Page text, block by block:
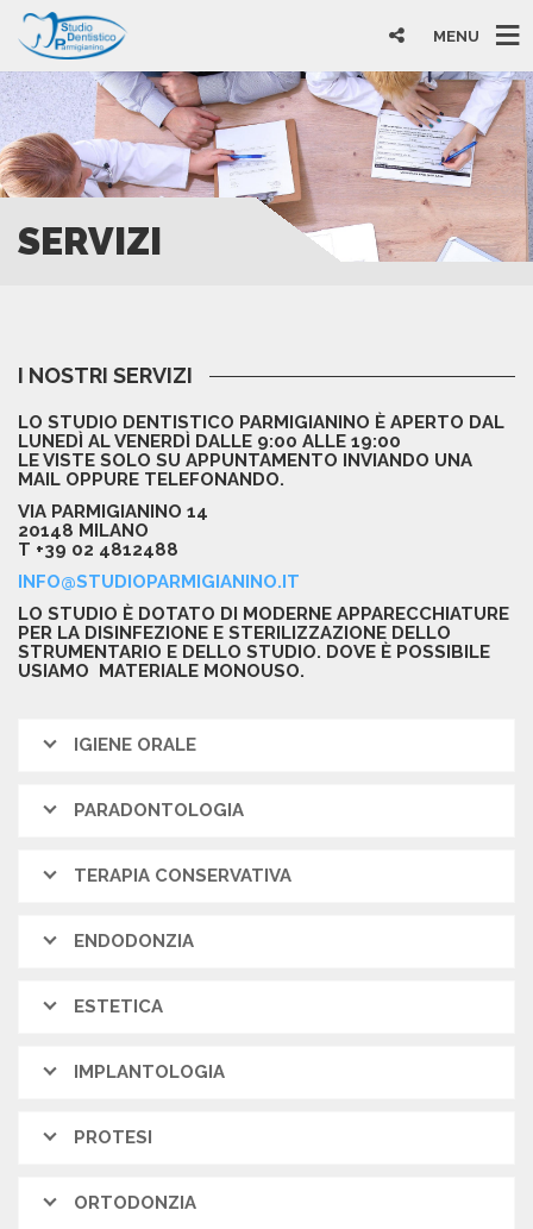
MENU
SERVIZI
I NOSTRI SERVIZI
LO STUDIO DENTISTICO PARMIGIANINO È APERTO DAL
LUNEDÌ AL VENERDÌ DALLE 9:00 ALLE 19:00
LE VISTE SOLO SU APPUNTAMENTO INVIANDO UNA
MAIL OPPURE TELEFONANDO.
VIA PARMIGIANINO 14
20148 MILANO
T +39 02 4812488
INFO@STUDIOPARMIGIANINO.IT
LO STUDIO È DOTATO DI MODERNE APPARECCHIATURE
PER LA DISINFEZIONE E STERILIZZAZIONE DELLO
STRUMENTARIO E DELLO STUDIO. DOVE È POSSIBILE
USIAMO MATERIALE MONOUSO.
IGIENE ORALE
PARADONTOLOGIA
TERAPIA CONSERVATIVA
ENDODONZIA
ESTETICA
IMPLANTOLOGIA
PROTESI
ORTODONZIA